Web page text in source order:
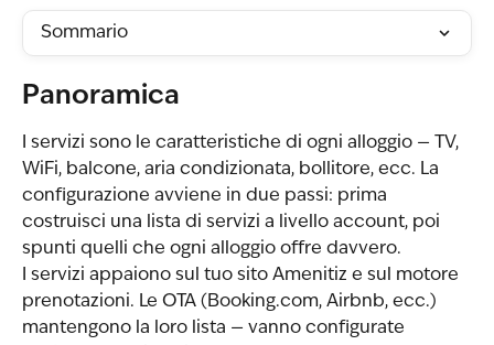
Sommario
Panoramica
I servizi sono le caratteristiche di ogni alloggio — TV,
WiFi, balcone, aria condizionata, bollitore, ecc. La
configurazione avviene in due passi: prima
costruisci una lista di servizi a livello account, poi
spunti quelli che ogni alloggio offre davvero.
I servizi appaiono sul tuo sito Amenitiz e sul motore
prenotazioni. Le OTA (Booking.com, Airbnb, ecc.)
mantengono la loro lista — vanno configurate